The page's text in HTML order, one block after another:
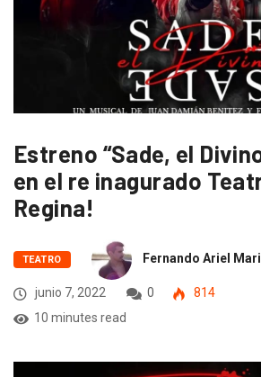
Estreno “Sade, el
en el re inagurado
Regina!
TEATRO Fernando Ariel
junio 7, 2022 0
814
10 minutes read